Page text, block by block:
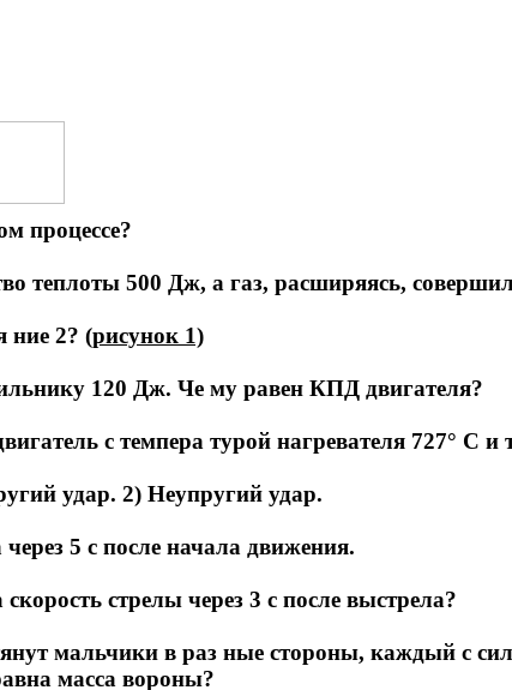
процессе?
теплоты 500 Дж, а газ, расширяясь,
ние 2? (рисунок 1)
120 Дж. Че му равен КПД двигателя?
с темпера турой нагревателя 727° С и
удар. 2) Неупругий удар.
5 с после начала движения.
стрелы через 3 с после выстрела?
мальчики в раз ные стороны, каждый с
масса вороны?